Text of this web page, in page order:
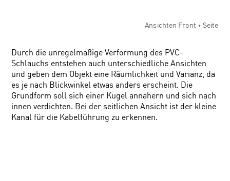
Ansichten Front + Seite
Durch die unregelmäßige Verformung des PVC-
Schlauchs entstehen auch unterschiedliche Ansichten
und geben dem Objekt eine Räumlichkeit und Varianz, da
es je nach Blickwinkel etwas anders erscheint. Die
Grundform soll sich einer Kugel annähern und sich nach
innen verdichten. Bei der seitlichen Ansicht ist der kleine
Kanal für die Kabelführung zu erkennen.